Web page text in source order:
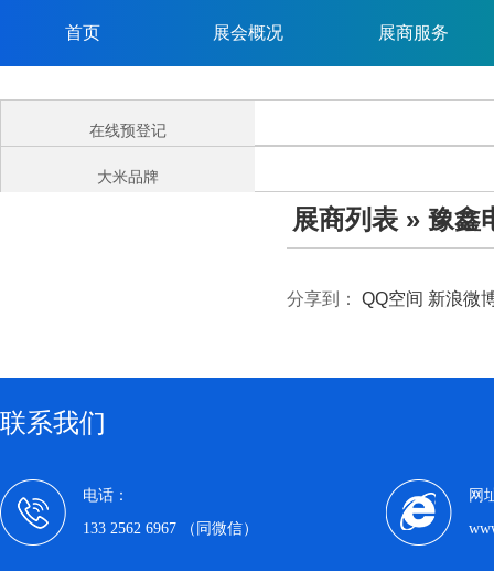
首页 展会概况 展商服务
在线预登记
大米品牌
展商列表 » 豫鑫
分享到： QQ空间 新浪微
联系我们
电话：
133 2562 6967 （同微信）
网